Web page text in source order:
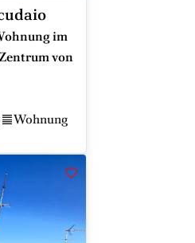
im
von
Wohnung